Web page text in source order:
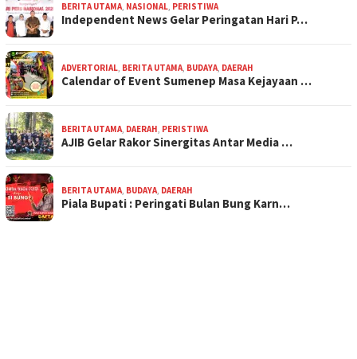
BERITA UTAMA, NASIONAL, PERISTIWA
Independent News Gelar Peringatan Hari P…
ADVERTORIAL, BERITA UTAMA, BUDAYA, DAERAH
Calendar of Event Sumenep Masa Kejayaan …
BERITA UTAMA, DAERAH, PERISTIWA
AJIB Gelar Rakor Sinergitas Antar Media …
BERITA UTAMA, BUDAYA, DAERAH
Piala Bupati : Peringati Bulan Bung Karn…